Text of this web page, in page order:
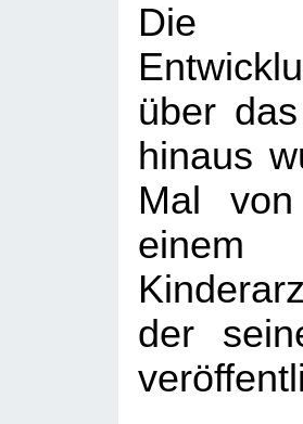
Die
über
hinaus
Mal
einem
der